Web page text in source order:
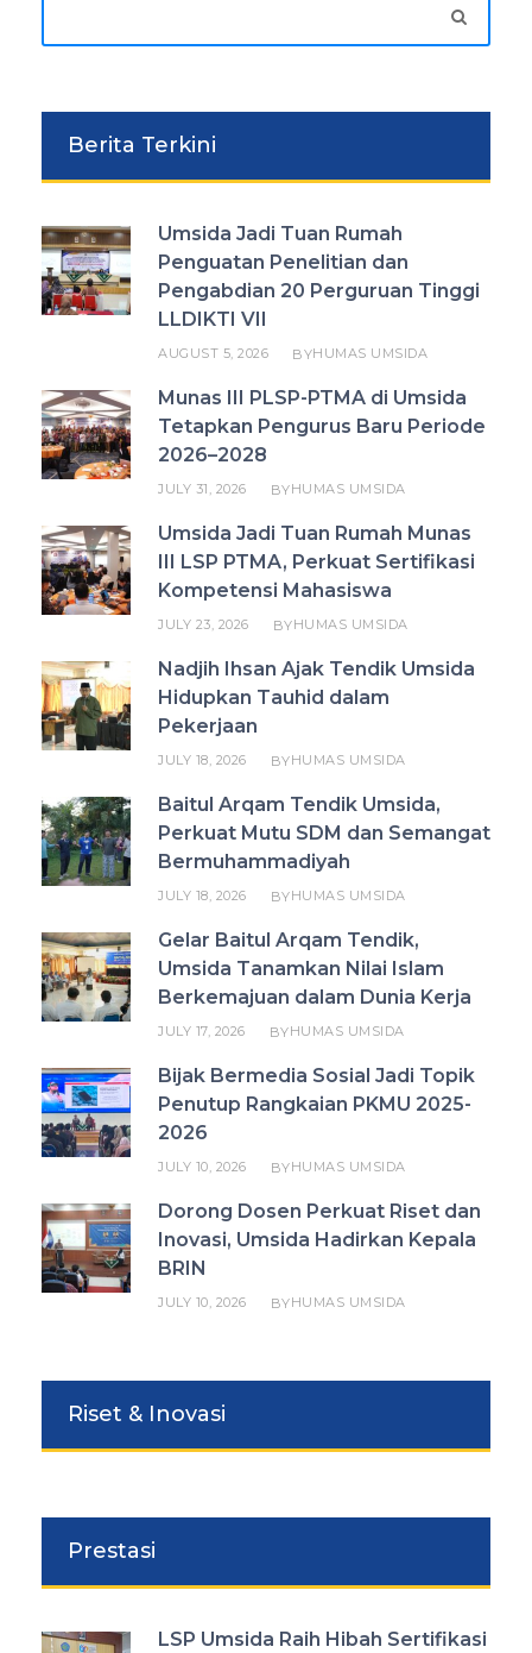
Berita Terkini
Umsida Jadi Tuan Rumah
Penguatan Penelitian dan
Pengabdian 20 Perguruan Tinggi
LLDIKTI VII
AUGUST 5, 2026 BYHUMAS UMSIDA
Munas III PLSP-PTMA di Umsida
Tetapkan Pengurus Baru Periode
2026–2028
JULY 31, 2026 BYHUMAS UMSIDA
Umsida Jadi Tuan Rumah Munas
III LSP PTMA, Perkuat Sertifikasi
Kompetensi Mahasiswa
JULY 23, 2026 BYHUMAS UMSIDA
Nadjih Ihsan Ajak Tendik Umsida
Hidupkan Tauhid dalam
Pekerjaan
JULY 18, 2026 BYHUMAS UMSIDA
Baitul Arqam Tendik Umsida,
Perkuat Mutu SDM dan Semangat
Bermuhammadiyah
JULY 18, 2026 BYHUMAS UMSIDA
Gelar Baitul Arqam Tendik,
Umsida Tanamkan Nilai Islam
Berkemajuan dalam Dunia Kerja
JULY 17, 2026 BYHUMAS UMSIDA
Bijak Bermedia Sosial Jadi Topik
Penutup Rangkaian PKMU 2025-
2026
JULY 10, 2026 BYHUMAS UMSIDA
Dorong Dosen Perkuat Riset dan
Inovasi, Umsida Hadirkan Kepala
BRIN
JULY 10, 2026 BYHUMAS UMSIDA
Riset & Inovasi
Prestasi
LSP Umsida Raih Hibah Sertifikasi